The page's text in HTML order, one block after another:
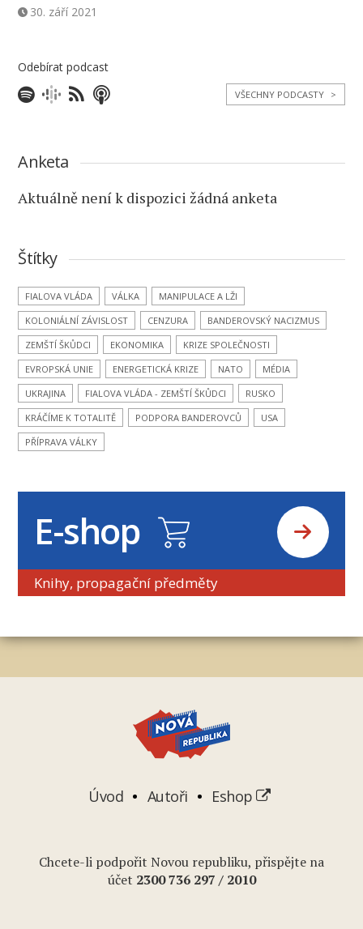
30. září 2021
Odebírat podcast
VŠECHNY PODCASTY >
Anketa
Aktuálně není k dispozici žádná anketa
Štítky
FIALOVA VLÁDA VÁLKA
MANIPULACE A LŽI
KOLONIÁLNÍ ZÁVISLOST
CENZURA
BANDEROVSKÝ NACIZMUS
ZEMŠTÍ ŠKŮDCI
EKONOMIKA
KRIZE SPOLEČNOSTI
EVROPSKÁ UNIE
ENERGETICKÁ KRIZE NATO
MÉDIA
UKRAJINA
FIALOVA VLÁDA - ZEMŠTÍ ŠKŮDCI
RUSKO
KRÁČÍME K TOTALITĚ
PODPORA BANDEROVCŮ
USA
PŘÍPRAVA VÁLKY
E-shop
Knihy, propagační předměty
Úvod Autoři Eshop
Chcete-li podpořit Novou republiku, přispějte na
účet 2300 736 297 / 2010